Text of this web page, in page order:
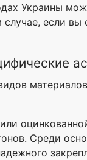
Украины
если вы
Среди